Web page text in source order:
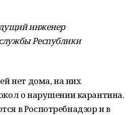
инженер
Республики
нет дома, на них
о нарушении карантина.
в Роспотребнадзор и в